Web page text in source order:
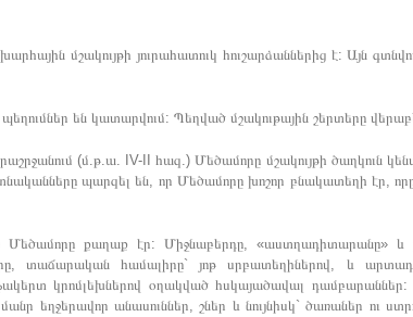
մշակույթի յուրահատուկ հուշարձաններից է: Այն
են կատարվում: Պեղված մշակութային շերտերը
(մ.թ.ա. IV-II հազ.) Մեծամորը մշակույթի ծաղկուն
պարզել են, որ Մեծամորը խոշոր բնակատեղի
քաղաք էր: Միջնաբերդը, «աստղադիտարանը»
տաճարական համալիրը` յոթ սրբատեղիներով, և
կրոմլեխներով օղակված հսկայածավալ
եղջերավոր անասուններ, շներ և նույնիսկ` ծառաներ ու